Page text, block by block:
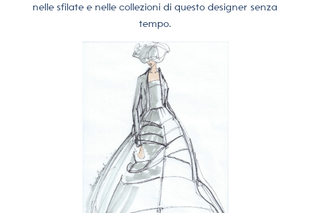
nelle sfilate e nelle collezioni di questo designer senza
tempo.